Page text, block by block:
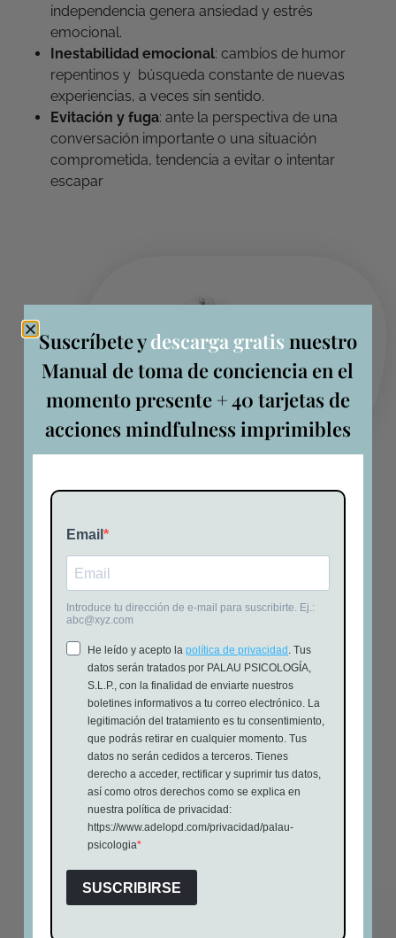
independencia genera ansiedad y estrés
emocional.
Inestabilidad emocional: cambios de humor
repentinos y búsqueda constante de nuevas
experiencias, a veces sin sentido.
Evitación y fuga: ante la perspectiva de una
conversación importante o una situación
comprometida, tendencia a evitar o intentar
escapar
¿Charlamos?
Contáctame ➡
Si tienes algún tipo de duda sobre la terapia, tarifas u
otros, contacta sin compromiso para facilitarte la
Suscríbete ydescarga gratis nuestro
Manual de toma de conciencia en el
momento presente + 40 tarjetas de
acciones mindfulness imprimibles